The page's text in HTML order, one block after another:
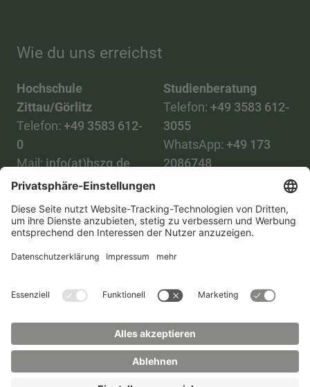
Wie du uns erreichst
Hochschule
Zittau/Görlitz
Telefon: +49 3583 612-
0
Mail: info(at)hszg.de
Studienberatung
Telefon: +49 3583 612-
3055
WhatsApp: +49 173
2086748
Alle StudiengängeDatenschutz
ImpressumBarrierefreiheitPresse